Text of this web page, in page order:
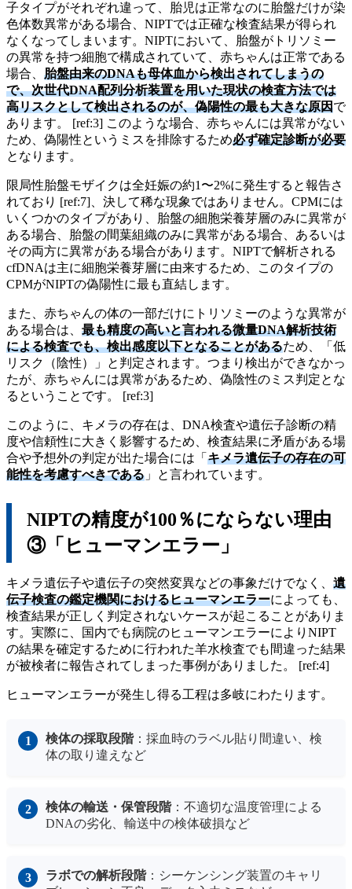
子タイプがそれぞれ違って、胎児は正常なのに胎盤だけが染
色体数異常がある場合、NIPTでは正確な検査結果が得られ
なくなってしまいます。NIPTにおいて、胎盤がトリソミー
の異常を持つ細胞で構成されていて、赤ちゃんは正常である
場合、 胎盤由来のDNAも母体血から検出されてしまうの
で、次世代DNA配列分析装置を用いた現状の検査方法では
高リスクとして検出されるのが、偽陽性の最も大きな原因で
あります。 [ref:3] このような場合、赤ちゃんには異常がない
ため、偽陽性というミスを排除するため必ず確定診断が必要
となります。
限局性胎盤モザイクは全妊娠の約1〜2%に発生すると報告さ
れており [ref:7]、決して稀な現象ではありません。CPMには
いくつかのタイプがあり、胎盤の細胞栄養芽層のみに異常が
ある場合、胎盤の間葉組織のみに異常がある場合、あるいは
その両方に異常がある場合があります。NIPTで解析される
cfDNAは主に細胞栄養芽層に由来するため、このタイプの
CPMがNIPTの偽陽性に最も直結します。
また、赤ちゃんの体の一部だけにトリソミーのような異常が
ある場合は、 最も精度の高いと言われる微量DNA解析技術
による検査でも、検出感度以下となることがあるため、「低
リスク（陰性）」と判定されます。つまり検出ができなかっ
たが、赤ちゃんには異常があるため、偽陰性のミス判定とな
るということです。 [ref:3]
このように、キメラの存在は、DNA検査や遺伝子診断の精
度や信頼性に大きく影響するため、検査結果に矛盾がある場
合や予想外の判定が出た場合には「 キメラ遺伝子の存在の可
能性を考慮すべきである 」と言われています。
NIPTの精度が100％にならない理由
③「ヒューマンエラー」
キメラ遺伝子や遺伝子の突然変異などの事象だけでなく、 遺
伝子検査の鑑定機関におけるヒューマンエラーによっても、
検査結果が正しく判定されないケースが起こることがありま
す。実際に、国内でも病院のヒューマンエラーによりNIPT
の結果を確定するために行われた羊水検査でも間違った結果
が被検者に報告されてしまった事例がありました。 [ref:4]
ヒューマンエラーが発生し得る工程は多岐にわたります。
検体の採取段階：採血時のラベル貼り間違い、検
体の取り違えなど
検体の輸送・保管段階：不適切な温度管理による
DNAの劣化、輸送中の検体破損など
ラボでの解析段階：シーケンシング装置のキャリ